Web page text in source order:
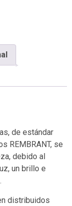
de estándar
REMBRANT, se
debido al
un brillo e
distribuidos